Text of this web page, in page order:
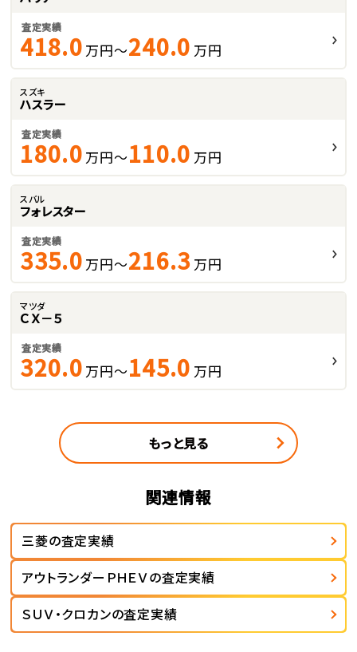
査定実績
418.0 万円～240.0 万円
スズキ
ハスラー
査定実績
180.0 万円～110.0 万円
スバル
フォレスター
査定実績
335.0 万円～216.3 万円
マツダ
ＣＸ－５
査定実績
320.0 万円～145.0 万円
もっと見る
関連情報
三菱の査定実績
アウトランダーＰＨＥＶの査定実績
ＳＵＶ・クロカンの査定実績